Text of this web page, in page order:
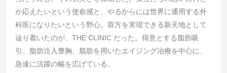
か応えたいという使命感と、やるからには世界に通用する外
科医になりたいという野心。双方を実現できる新天地として
辿り着いたのが、THE CLINIC だった。得意とする脂肪吸
引、脂肪注入豊胸、脂肪を用いたエイジング治療を中心に、
急速に活躍の幅を広げている。